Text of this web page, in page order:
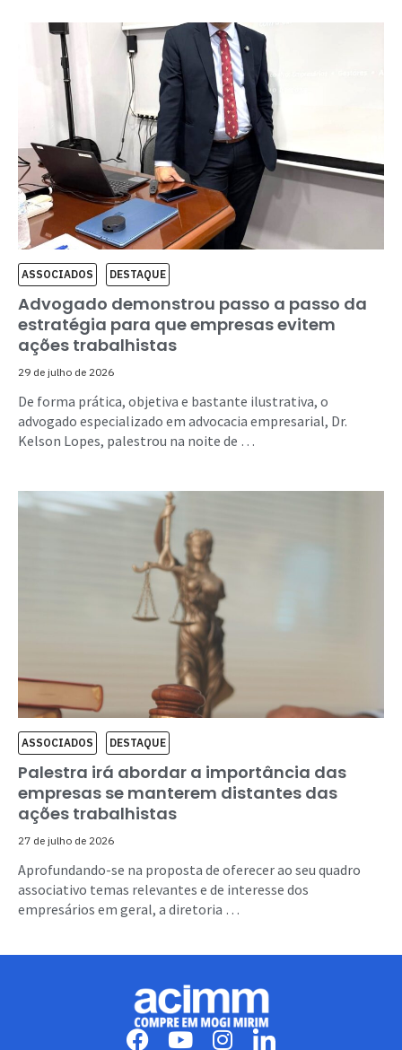
ASSOCIADOS DESTAQUE
Advogado demonstrou passo a passo da
estratégia para que empresas evitem
ações trabalhistas
29 de julho de 2026
De forma prática, objetiva e bastante ilustrativa, o
advogado especializado em advocacia empresarial, Dr.
Kelson Lopes, palestrou na noite de …
ASSOCIADOS DESTAQUE
Palestra irá abordar a importância das
empresas se manterem distantes das
ações trabalhistas
27 de julho de 2026
Aprofundando-se na proposta de oferecer ao seu quadro
associativo temas relevantes e de interesse dos
empresários em geral, a diretoria …